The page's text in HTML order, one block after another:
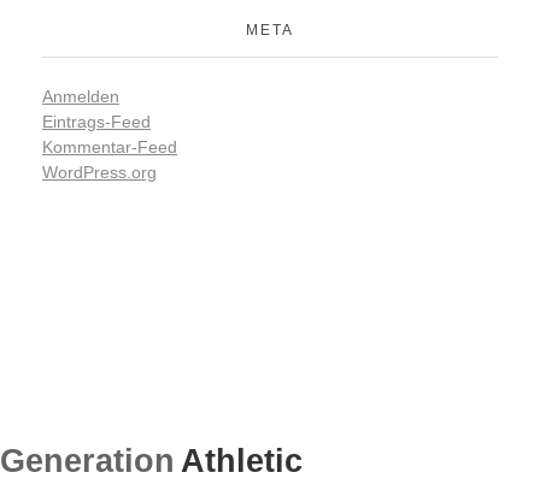
META
Anmelden
Eintrags-Feed
Kommentar-Feed
WordPress.org
Generation Athletic